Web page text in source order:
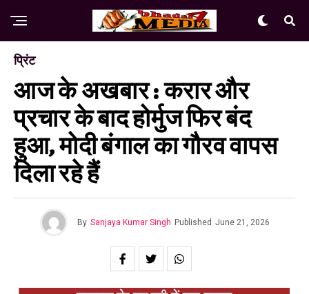
प्रिंट
आज के अखबार : करार और
प्रचार के बाद होर्मुज फिर बंद
हुआ, मोदी बंगाल का गौरव वापस
दिला रहे हैं
By Sanjaya Kumar Singh Published June 21, 2026